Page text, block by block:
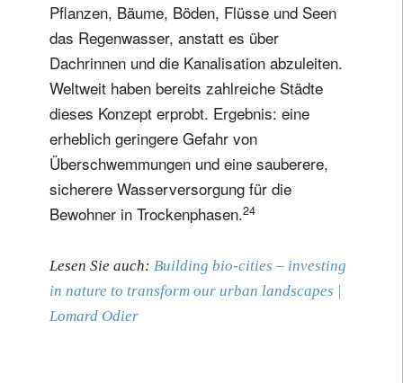
Pflanzen, Bäume, Böden, Flüsse und Seen
das Regenwasser, anstatt es über
Dachrinnen und die Kanalisation abzuleiten.
Weltweit haben bereits zahlreiche Städte
dieses Konzept erprobt. Ergebnis: eine
erheblich geringere Gefahr von
Überschwemmungen und eine sauberere,
sicherere Wasserversorgung für die
Bewohner in Trockenphasen.24
Lesen Sie auch: Building bio-cities – investing
in nature to transform our urban landscapes |
Lomard Odier